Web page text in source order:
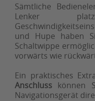
Sämtliche
Lenker
und Hupe haben
Schaltwippe
vorwärts wie
Ein praktisches
Anschluss können
Navigationsgerät